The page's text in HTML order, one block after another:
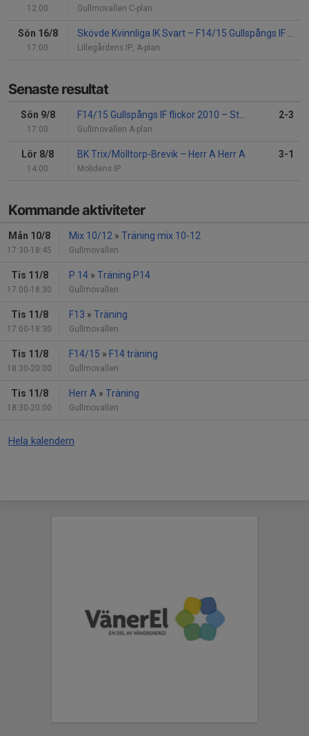
12:00 Gullmovallen C-plan
Sön 16/8
17:00
Skövde Kvinnliga IK Svart – F14/15 Gullspångs IF flickor 2010
Lillegårdens IP, A-plan
Senaste resultat
Sön 9/8
17:00
F14/15 Gullspångs IF flickor 2010 – Stenstorps IF (9:9)
Gullmovallen A-plan
2-3
Lör 8/8
14:00
BK Trix/Mölltorp-Brevik – Herr A Herr A
Molidens IP
3-1
Kommande aktiviteter
Mån 10/8
17:30-18:45
Mix 10/12 » Träning mix 10-12
Gullmovallen
Tis 11/8
17:00-18:30
P 14 » Träning P14
Gullmovallen
Tis 11/8
17:00-18:30
F13 » Träning
Gullmovallen
Tis 11/8
18:30-20:00
F14/15 » F14 träning
Gullmovallen
Tis 11/8
18:30-20:00
Herr A » Träning
Gullmovallen
Hela kalendern